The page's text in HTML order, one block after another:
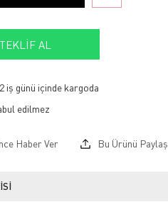
TEKLIF AL
2 iş günü içinde kargoda
Haber Ver Bu Ürünü Paylaş